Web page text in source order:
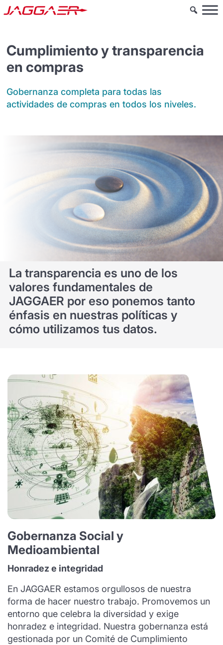
Cumplimiento y transparencia
en compras
Gobernanza completa para todas las
actividades de compras en todos los niveles.
La transparencia es uno de los
valores fundamentales de
JAGGAER por eso ponemos tanto
énfasis en nuestras políticas y
cómo utilizamos tus datos.
Gobernanza Social y
Medioambiental
Honradez e integridad
En JAGGAER estamos orgullosos de nuestra
forma de hacer nuestro trabajo. Promovemos un
entorno que celebra la diversidad y exige
honradez e integridad. Nuestra gobernanza está
gestionada por un Comité de Cumplimiento